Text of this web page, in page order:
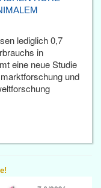
lediglich 0,7
in
eine neue Studie
und